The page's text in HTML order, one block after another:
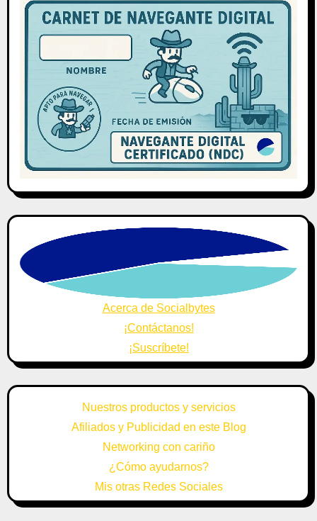
Acerca de Socialbytes
¡Contáctanos!
¡Suscríbete!
Nuestros productos y servicios
Afiliados y Publicidad en este Blog
Networking con cariño
¿Cómo ayudarnos?
Mis otras Redes Sociales